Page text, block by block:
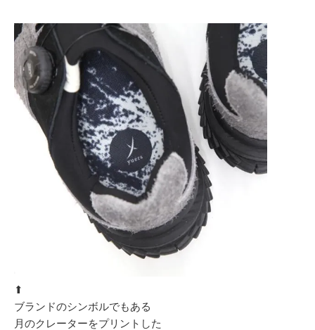
⬆︎
ブランドのシンボルでもある
月のクレーターをプリントした